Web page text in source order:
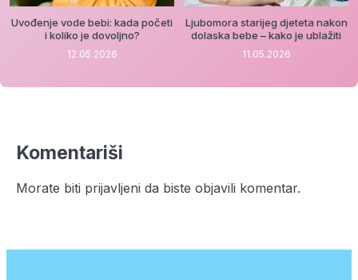
Uvođenje vode bebi: kada početi
i koliko je dovoljno?
12.05.2026
Ljubomora starijeg djeteta nakon
dolaska bebe – kako je ublažiti
11.05.2026
Komentariši
Morate biti prijavljeni da biste objavili komentar.